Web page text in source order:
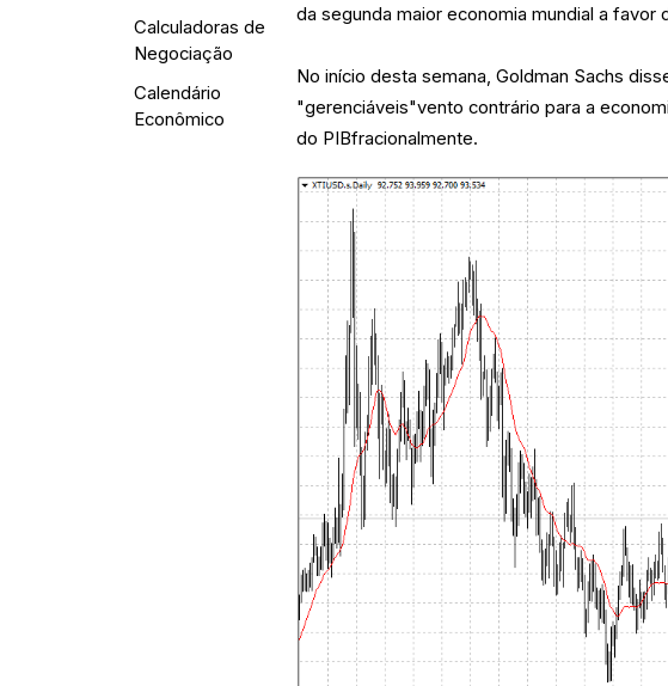
Calculadoras de
Negociação
Calendário
Econômico
da segunda maior economia mundial a favor
No início desta semana, Goldman Sachs
"gerenciáveis"vento contrário para a
do PIBfracionalmente.